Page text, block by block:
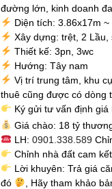
đường lớn, kinh doanh
Diện tích: 3.86x17m
Xây dựng: trệt, 2 Lầu,
Thiết kế: 3pn, 3wc
Hướng: Tây nam
Vị trí trung tâm, khu
thuê cũng được có dòng
Ký gửi tư vấn định
Giá chào: 18 tỷ
LH: 0901.338.589
Chỉnh nhà đất cam
Lời khuyên: Trả giá
đó
, Hãy tham khảo